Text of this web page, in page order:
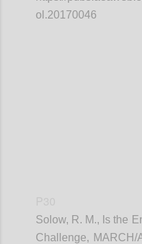
ol.20170046
Solow, R. M., Is the
Challenge, MARCH/